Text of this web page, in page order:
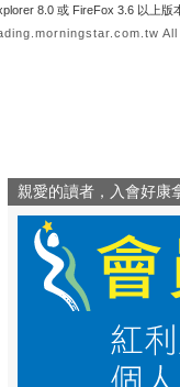
8.0 或 FireFox 3.6 以上版
親愛的讀者，入會好康